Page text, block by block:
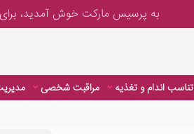
به پرسیس مارکت خوش آمدید،
تناسب اندام و تغذیه مراقبت شخصی